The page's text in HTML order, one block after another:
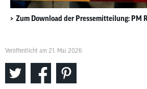
Zum Download der Pressemitteilung: PM
Veröffentlicht am 21. Mai 2026